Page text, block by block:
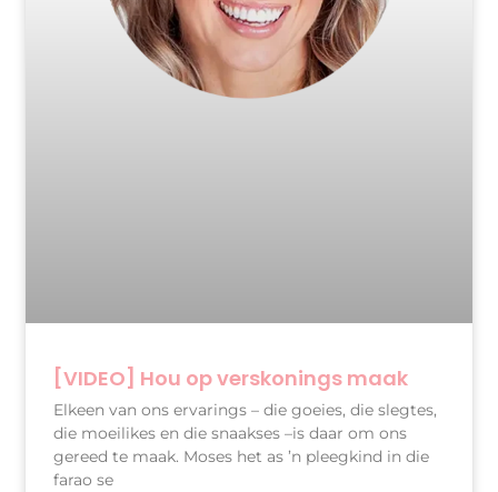
[VIDEO] Hou op verskonings maak
Elkeen van ons ervarings – die goeies, die slegtes,
die moeilikes en die snaakses –is daar om ons
gereed te maak. Moses het as ’n pleegkind in die
farao se